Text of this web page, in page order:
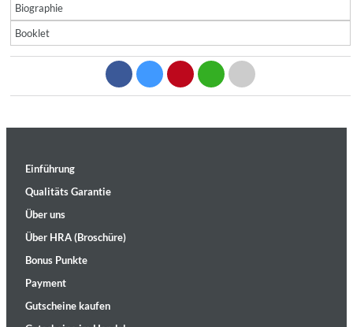
Biographie
Booklet
Einführung
Qualitäts Garantie
Über uns
Über HRA (Broschüre)
Bonus Punkte
Payment
Gutscheine kaufen